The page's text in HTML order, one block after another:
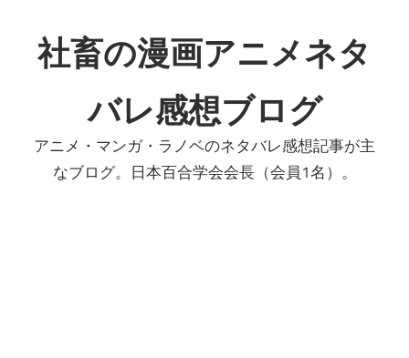
ン
テ
へ
社畜の漫画アニメネタ
バレ感想ブログ
アニメ・マンガ・ラノベのネタバレ感想記事が主
なブログ。日本百合学会会長（会員1名）。